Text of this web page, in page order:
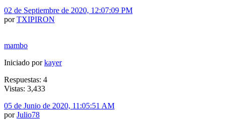
02 de Septiembre de 2020, 12:07:09 PM
porTXIPIRON
mambo
Iniciado porkayer
Respuestas: 4
Vistas: 3,433
05 de Junio de 2020, 11:05:51 AM
porJulio78